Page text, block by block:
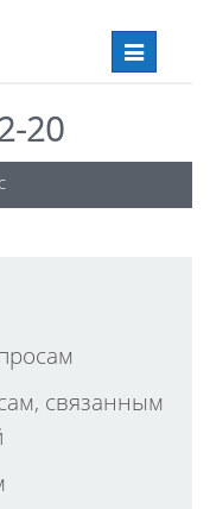
Toggle
20
связанным